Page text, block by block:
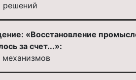
решений
«Восстановление
за счет...»:
механизмов